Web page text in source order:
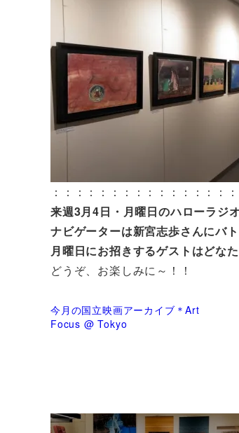
：：：：：：：：：：：：：：：
来週3月4日・月曜日のハローラジオ
ナビゲーターは新宮志歩さんにバト
月曜日にお招きするゲストはど
どうぞ、お楽しみに～！！
今月の国立映画アーカイブ＊Art
Focus @ Tokyo